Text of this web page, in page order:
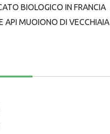
BIOLOGICO IN FRANCIA
API MUOIONO DI VECCHIAIA